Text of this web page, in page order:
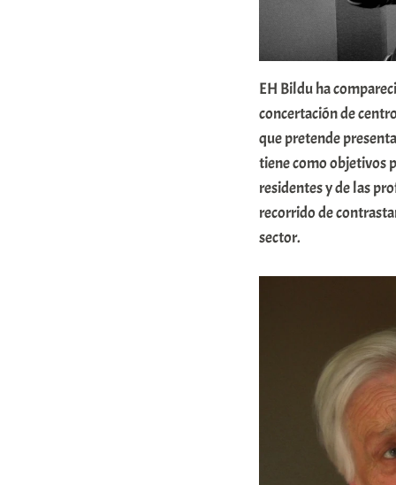
EH Bildu ha
concertación de
que pretende
tiene como objetivos
residentes y de las
recorrido de
sector.